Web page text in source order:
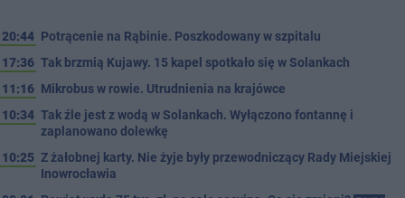
20:44 Potrącenie na Rąbinie. Poszkodowany w szpitalu
17:36 Tak brzmią Kujawy. 15 kapel spotkało się w Solankach
11:16 Mikrobus w rowie. Utrudnienia na krajówce
10:34 Tak źle jest z wodą w Solankach. Wyłączono fontannę i
zaplanowano dolewkę
10:25 Z żałobnej karty. Nie żyje były przewodniczący Rady Miejskiej
Inowrocławia